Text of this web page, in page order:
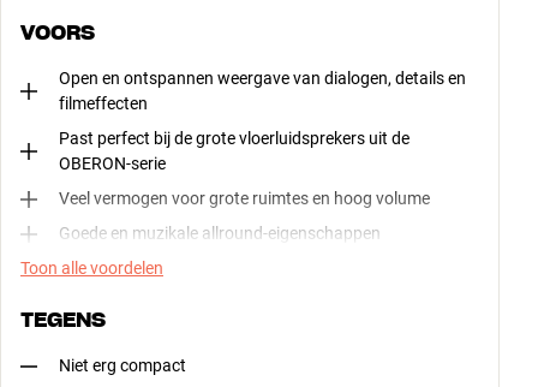
VOORS
Open en ontspannen weergave van dialogen, details en
filmeffecten
Past perfect bij de grote vloerluidsprekers uit de
OBERON-serie
Veel vermogen voor grote ruimtes en hoog volume
Goede en muzikale allround-eigenschappen
Toon alle voordelen
TEGENS
Niet erg compact